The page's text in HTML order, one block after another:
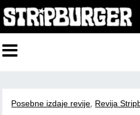
Posebne izdaje revije, Revija